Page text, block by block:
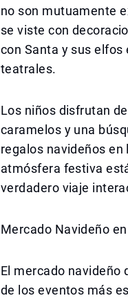
no son mutuamente
se viste con
con Santa y sus
teatrales.
Los niños disfrutan
caramelos y una
regalos navideños
atmósfera festiva
verdadero viaje
Mercado Navideño
El mercado navideño
de los eventos más